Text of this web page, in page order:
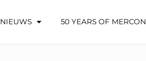
NIEUWS 50 YEARS OF MERCON